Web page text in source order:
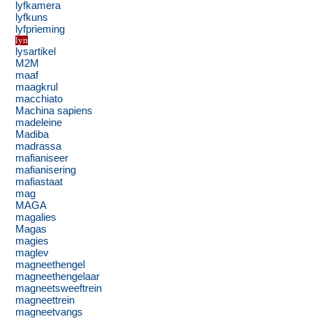
lyfkamera
lyfkuns
lyfprieming
lyn
lysartikel
M2M
maaf
maagkrul
macchiato
Machina sapiens
madeleine
Madiba
madrassa
mafianiseer
mafianisering
mafiastaat
mag
MAGA
magalies
Magas
magies
maglev
magneethengel
magneethengelaar
magneetsweeftrein
magneettrein
magneetvangs